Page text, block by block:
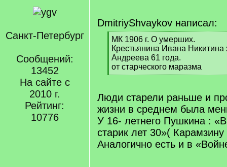
Санкт-Петербург
Сообщений:
13452
На сайте с
2010 г.
Рейтинг:
10776
DmitriyShvaykov написал:
[
q
]
МК 1906 г. О умерших.
Крестьянина Ивана Никитина
Андреева 61 года.
от старческого маразма
[
q
]
Люди старели раньше и
жизни в среднем была
У 16- летнего Пушкина :
старик лет 30»(
Аналогично есть и в